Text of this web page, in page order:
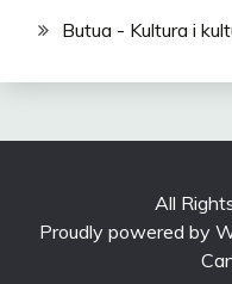
Butua - Kultura i
All
Proudly powered by